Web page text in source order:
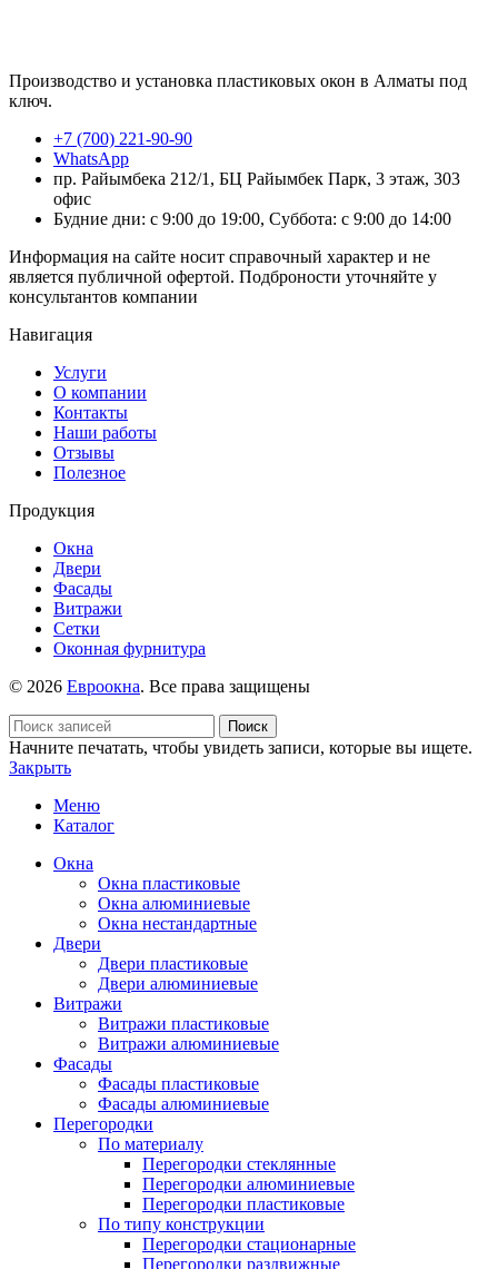
Производство и установка пластиковых окон в Алматы под
ключ.
+7 (700) 221-90-90
WhatsApp
пр. Райымбека 212/1, БЦ Райымбек Парк, 3 этаж, 303
офис
Будние дни: с 9:00 до 19:00, Суббота: с 9:00 до 14:00
Информация на сайте носит справочный характер и не
является публичной офертой. Подброности уточняйте у
консультантов компании
Навигация
Услуги
О компании
Контакты
Наши работы
Отзывы
Полезное
Продукция
Окна
Двери
Фасады
Витражи
Сетки
Оконная фурнитура
© 2026 Евроокна. Все права защищены
Поиск
Начните печатать, чтобы увидеть записи, которые вы ищете.
Закрыть
Меню
Каталог
Окна
Окна пластиковые
Окна алюминиевые
Окна нестандартные
Двери
Двери пластиковые
Двери алюминиевые
Витражи
Витражи пластиковые
Витражи алюминиевые
Фасады
Фасады пластиковые
Фасады алюминиевые
Перегородки
По материалу
Перегородки стеклянные
Перегородки алюминиевые
Перегородки пластиковые
По типу конструкции
Перегородки стационарные
Перегородки раздвижные